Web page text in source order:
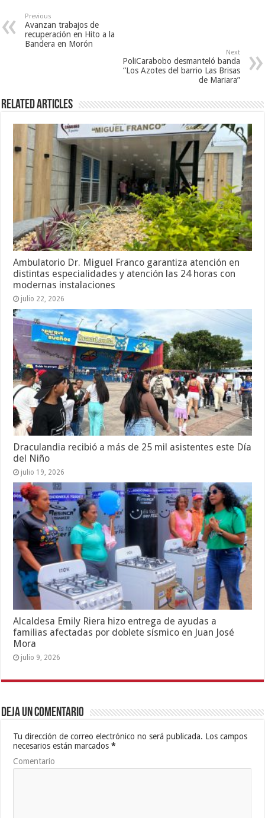
Previous
Avanzan trabajos de
recuperación en Hito a la
Bandera en Morón
Next
PoliCarabobo desmanteló banda
“Los Azotes del barrio Las Brisas
de Mariara”
Related Articles
Ambulatorio Dr. Miguel Franco garantiza atención en
distintas especialidades y atención las 24 horas con
modernas instalaciones
julio 22, 2026
Draculandia recibió a más de 25 mil asistentes este Día
del Niño
julio 19, 2026
Alcaldesa Emily Riera hizo entrega de ayudas a
familias afectadas por doblete sísmico en Juan José
Mora
julio 9, 2026
Deja un comentario
Tu dirección de correo electrónico no será publicada. Los campos
necesarios están marcados*
Comentario